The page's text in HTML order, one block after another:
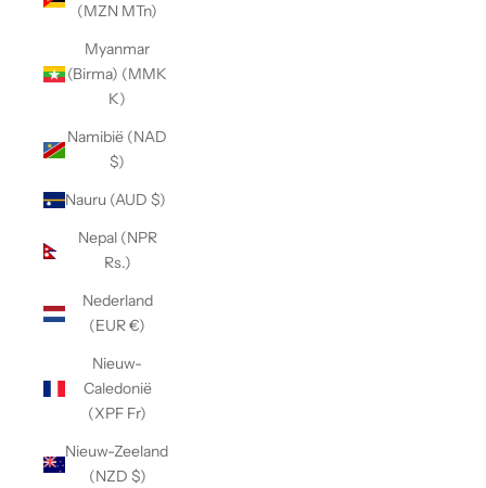
(MZN MTn)
Myanmar
(Birma) (MMK
K)
Namibië (NAD
$)
Nauru (AUD $)
Nepal (NPR
Rs.)
Nederland
(EUR €)
Nieuw-
Caledonië
(XPF Fr)
Nieuw-Zeeland
(NZD $)